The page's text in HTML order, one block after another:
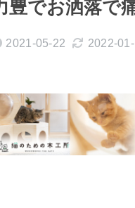
豊でお洒落で
2021-05-22 2022-